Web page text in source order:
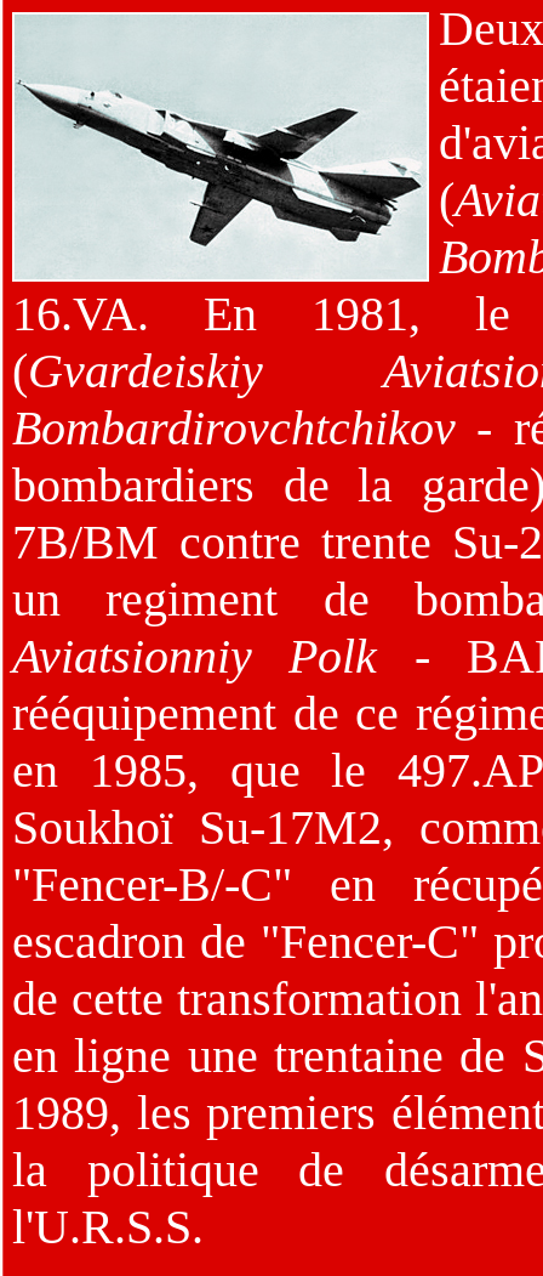
(
16.VA. En 1981, le
(Gvardeiskiy
Bombardirovchtchikov -
bombardiers de la
7B/BM contre trente Su-
un regiment de
Aviatsionniy Polk-
rééquipement de ce
en 1985, que le
Soukhoï Su-17M2,
"Fencer-B/-C" en
escadron de "Fencer-C"
de cette transformation
en ligne une trentaine de
1989, les premiers
la politique de
l'U.R.S.S.